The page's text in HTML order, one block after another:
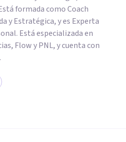
formada como Coach
y Estratégica, y es Experta
Está especializada en
Flow y PNL, y cuenta con